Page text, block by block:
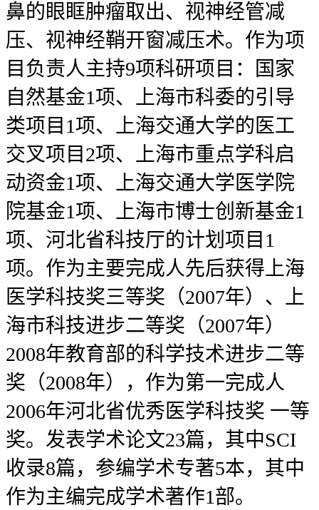
鼻的眼眶肿瘤取出、视神经管减
压、视神经鞘开窗减压术。作为项
目负责人主持9项科研项目：国家
自然基金1项、上海市科委的引导
类项目1项、上海交通大学的医工
交叉项目2项、上海市重点学科启
动资金1项、上海交通大学医学院
院基金1项、上海市博士创新基金1
项、河北省科技厅的计划项目1
项。作为主要完成人先后获得上海
医学科技奖三等奖（2007年）、上
海市科技进步二等奖（2007年）
2008年教育部的科学技术进步二等
奖（2008年），作为第一完成人
2006年河北省优秀医学科技奖 一等
奖。发表学术论文23篇，其中SCI
收录8篇，参编学术专著5本，其中
作为主编完成学术著作1部。